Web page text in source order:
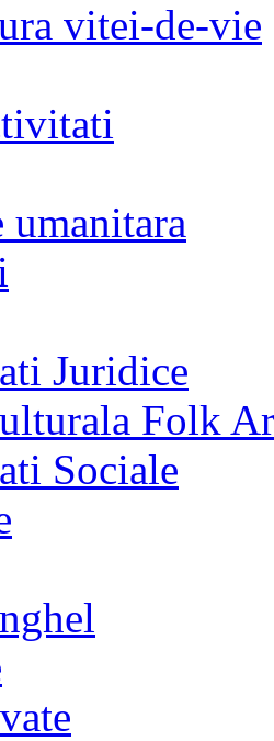
vitei-de-vie
Juridice
Folk
Sociale